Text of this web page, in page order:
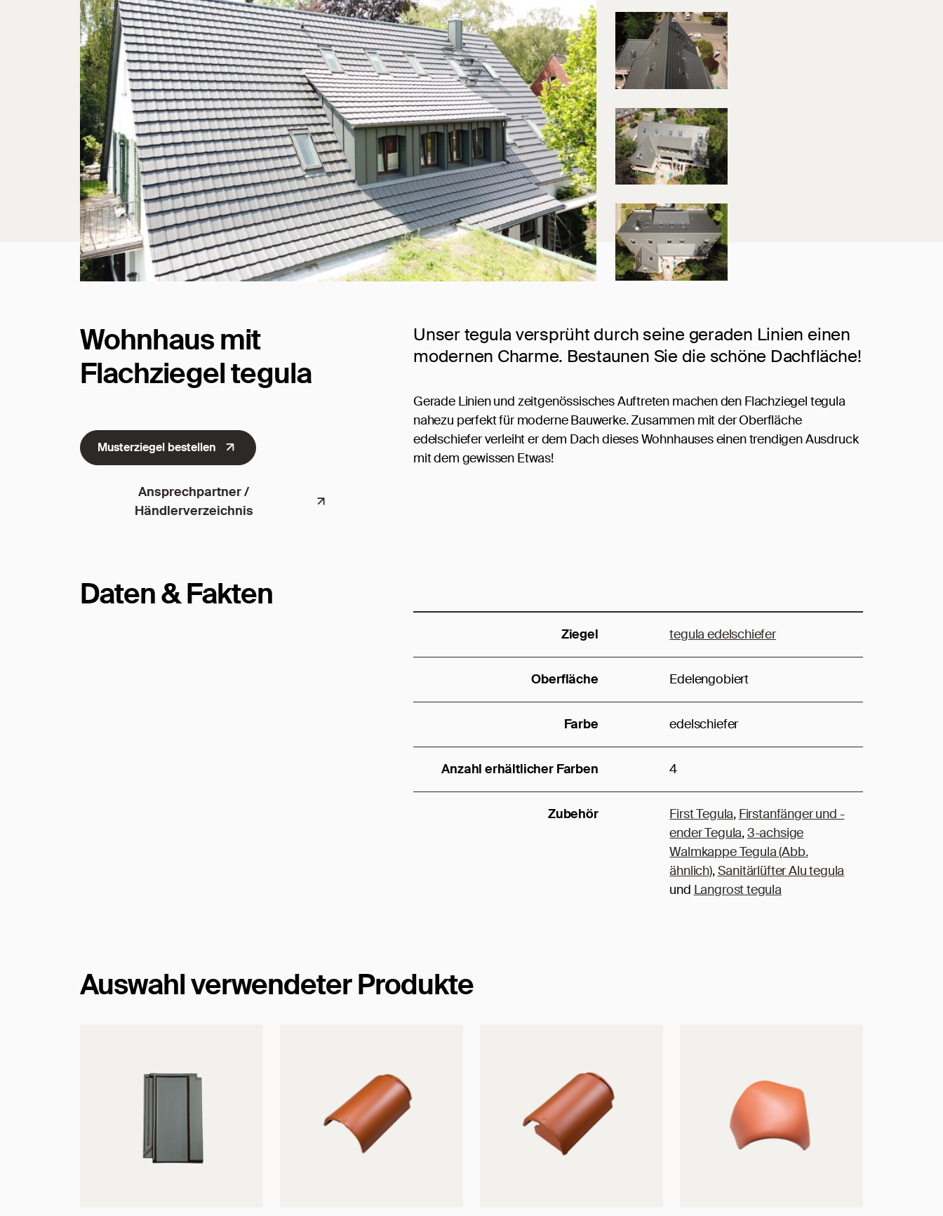
Wohnhaus mit
Flachziegel tegula
Musterziegel bestellen
Ansprechpartner /
Händlerverzeichnis
Unser tegula versprüht durch seine geraden Linien einen
modernen Charme. Bestaunen Sie die schöne Dachfläche!
Gerade Linien und zeitgenössisches Auftreten machen den Flachziegel tegula
nahezu perfekt für moderne Bauwerke. Zusammen mit der Oberfläche
edelschiefer verleiht er dem Dach dieses Wohnhauses einen trendigen Ausdruck
mit dem gewissen Etwas!
Daten & Fakten
Ziegel tegula edelschiefer
Oberfläche Edelengobiert
Farbe edelschiefer
Anzahl erhältlicher Farben 4
Zubehör First Tegula, Firstanfänger und -
ender Tegula,3-achsige
Walmkappe Tegula (Abb.
ähnlich),Sanitärlüfter Alu tegula
und Langrost tegula
Auswahl verwendeter Produkte